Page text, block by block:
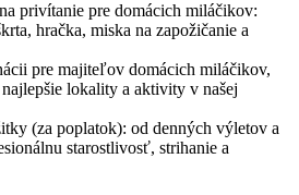
privítanie pre domácich miláčikov:
hračka, miska na zapožičanie a
pre majiteľov domácich miláčikov,
lokality a aktivity v našej
(za poplatok): od denných výletov a
starostlivosť, strihanie a